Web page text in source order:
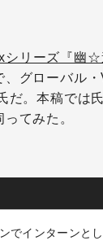
シリーズ『幽☆
グローバル
だ。本稿では
てみた。
でインターンとし